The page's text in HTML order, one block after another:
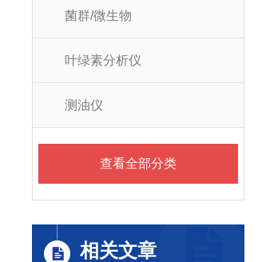
菌群/微生物
叶绿素分析仪
测油仪
查看全部分类
相关文章